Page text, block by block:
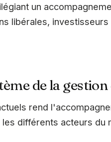
un
libérales,
de la
rend
différents acteurs du